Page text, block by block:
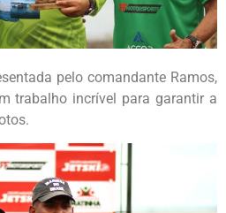
pelo comandante Ramos,
trabalho incrível para garantir a